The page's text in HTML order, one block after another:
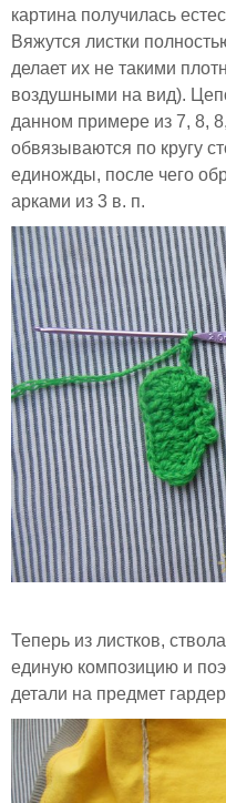
картина получилась
Вяжутся листки
делает их не такими
воздушными на вид).
данном примере из 7, 8,
обвязываются по кругу
единожды, после чего
арками из 3 в. п.
Теперь из листков,
единую композицию и
детали на предмет